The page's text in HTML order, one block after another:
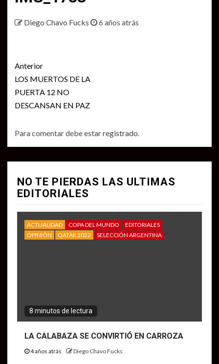
Diego Chavo Fucks 6 años atrás
Seguir
leyendo
Anterior
LOS MUERTOS DE LA
PUERTA 12 NO
DESCANSAN EN PAZ
Para comentar debe estarregistrado.
NO TE PIERDAS LAS ULTIMAS
EDITORIALES
ACTUALIDAD COPA DEL MUNDO
EDITORIALES
OPINIÓN
QATAR 2022 SELECCIÓN ARGENTINA
8 minutos de lectura
LA CALABAZA SE CONVIRTIÓ EN CARROZA
4 años atrás Diego Chavo Fucks